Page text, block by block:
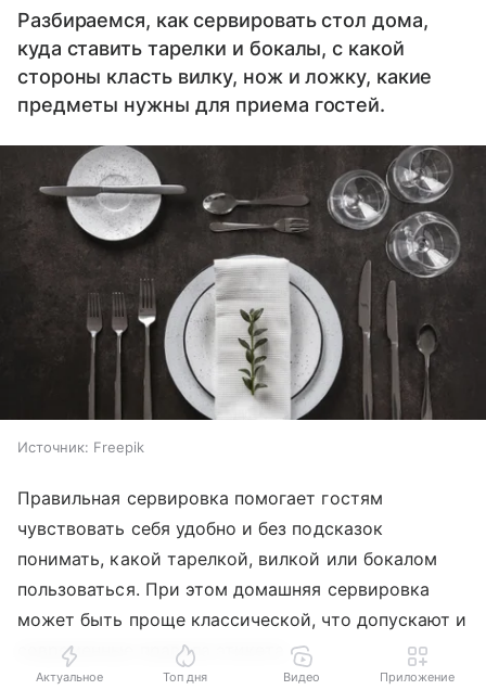
Разбираемся, как сервировать стол дома,
куда ставить тарелки и бокалы, с какой
стороны класть вилку, нож и ложку, какие
предметы нужны для приема гостей.
Источник: Freepik
Правильная сервировка помогает гостям
чувствовать себя удобно и без подсказок
понимать, какой тарелкой, вилкой или бокалом
пользоваться. При этом домашняя сервировка
может быть проще классической, что допускают и
современные правила этикета.
Актуальное Топ дня Видео Приложение